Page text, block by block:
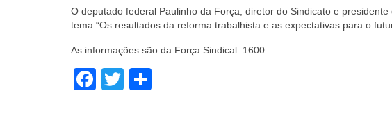
O deputado federal Paulinho da Força, diretor do Sindicato e
tema “Os resultados da reforma trabalhista e as expectativas para o
As informações são da Força Sindical. 1600
Facebook
Twitter